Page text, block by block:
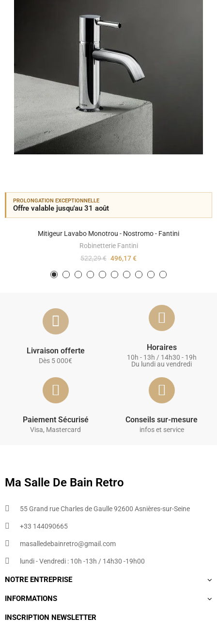
PROLONGATION EXCEPTIONNELLE
Offre valable jusqu'au 31 août
Mitigeur Lavabo Monotrou - Nostromo - Fantini
Robinetterie Fantini
522,29 € 496,17 €
Livraison offerte
Dès 5 000€
Horaires
10h - 13h / 14h30 - 19h
Du lundi au vendredi
Paiement Sécurisé
Visa, Mastercard
Conseils sur-mesure
infos et service
Ma Salle De Bain Retro
55 Grand rue Charles de Gaulle 92600 Asnières-sur-Seine
+33 144090665​
masalledebainretro@gmail.com
lundi - Vendredi : 10h -13h / 14h30 -19h00
NOTRE ENTREPRISE
INFORMATIONS
INSCRIPTION NEWSLETTER